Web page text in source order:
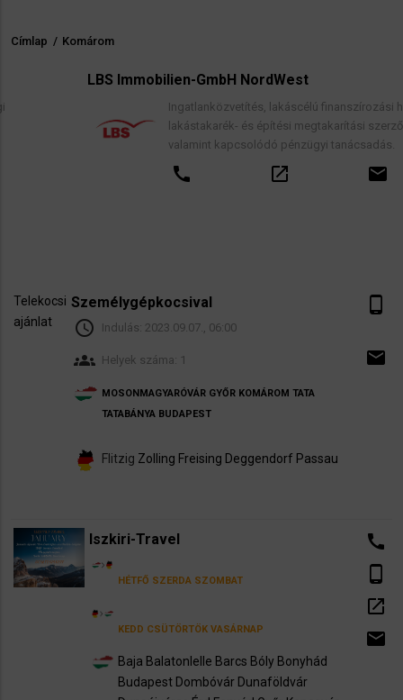
Morzsa
Címlap / Komárom
LBS Immobilien-GmbH NordWest
Ingatlanközvetítés, lakáscélú finanszírozási hitelek,
lakástakarék- és építési megtakarítási szerződések,
valamint kapcsolódó pénzügyi tanácsadás.
Telekocsi
ajánlat
Személygépkocsival
schedule Indulás: 2023.09.07., 06:00
groups Helyek száma: 1
MOSONMAGYARÓVÁR GYŐR KOMÁROM TATA
TATABÁNYA BUDAPEST
Flitzig Zolling Freising Deggendorf Passau
phone_android
email
Iszkiri-Travel
HÉTFŐ SZERDA SZOMBAT
KEDD CSÜTÖRTÖK VASÁRNAP
Baja Balatonlelle Barcs Bóly Bonyhád
Budapest Dombóvár Dunaföldvár
call
phone_android
open_in_new
email